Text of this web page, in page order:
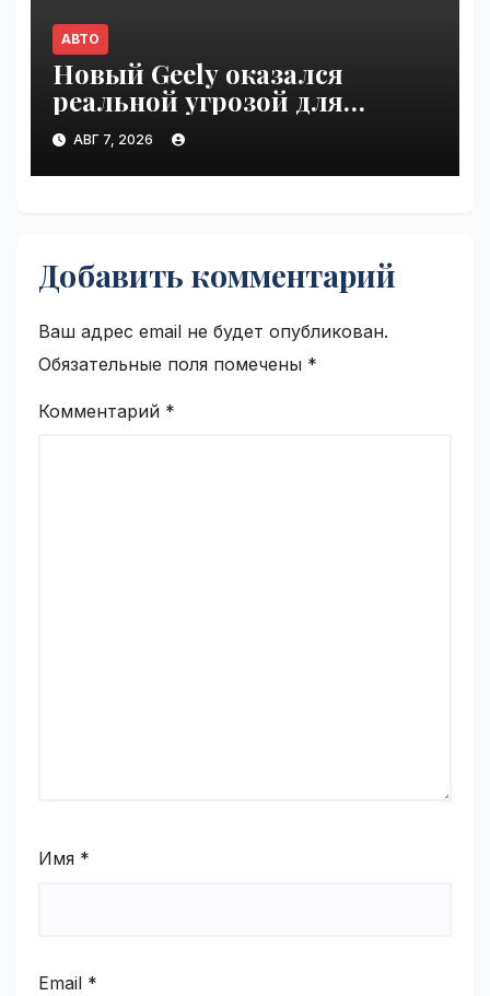
АВТО
Новый Geely оказался
реальной угрозой для
Volkswagen Polo в Германии |
VseTime.ru
АВГ 7, 2026
Добавить комментарий
Ваш адрес email не будет опубликован.
Обязательные поля помечены *
Комментарий *
Имя *
Email *